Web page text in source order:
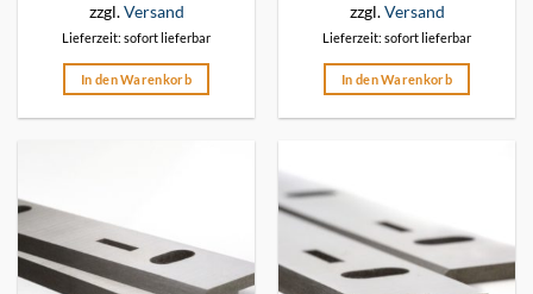
zzgl.Versand
Lieferzeit: sofort lieferbar
In den Warenkorb
zzgl.Versand
Lieferzeit: sofort lieferbar
In den Warenkorb